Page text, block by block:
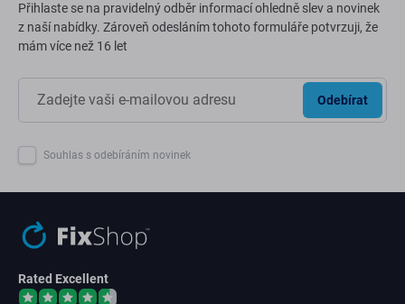
Přihlaste se na pravidelný odběr informací ohledně slev a novinek
z naší nabídky. Zároveň odesláním tohoto formuláře potvrzuji, že
mám více než 16 let
Odebírat
Souhlas s odebíráním novinek
Rated Excellent